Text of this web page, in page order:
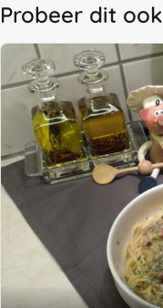
Probeer dit ook